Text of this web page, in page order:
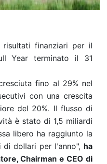
risultati finanziari per il
Year terminato il 31
fino al 29% nel
con una crescita
del 20%. Il flusso di
è stato di 1,5 miliardi
libero ha raggiunto la
dollari per l'anno", ha
Chairman e CEO di